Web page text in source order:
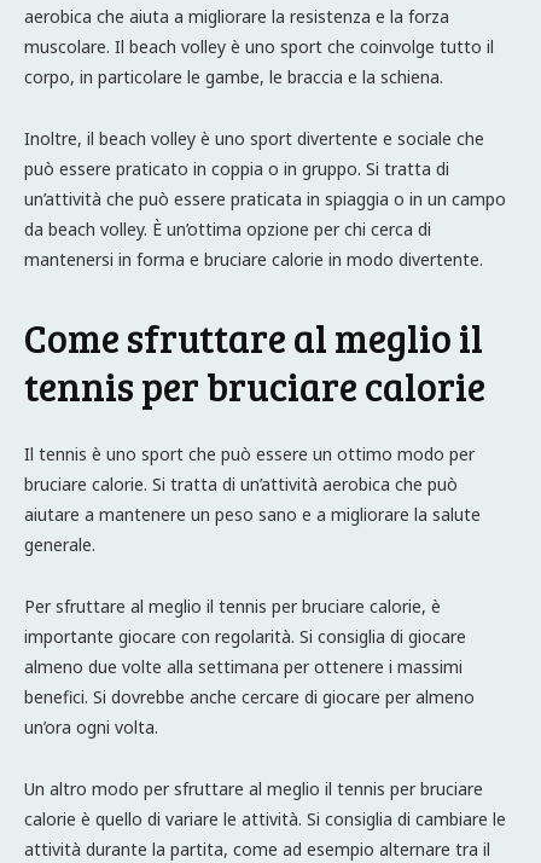
aerobica che aiuta a migliorare la resistenza e la forza
muscolare. Il beach volley è uno sport che coinvolge tutto il
corpo, in particolare le gambe, le braccia e la schiena.
Inoltre, il beach volley è uno sport divertente e sociale che
può essere praticato in coppia o in gruppo. Si tratta di
un’attività che può essere praticata in spiaggia o in un campo
da beach volley. È un’ottima opzione per chi cerca di
mantenersi in forma e bruciare calorie in modo divertente.
Come sfruttare al meglio il
tennis per bruciare calorie
Il tennis è uno sport che può essere un ottimo modo per
bruciare calorie. Si tratta di un’attività aerobica che può
aiutare a mantenere un peso sano e a migliorare la salute
generale.
Per sfruttare al meglio il tennis per bruciare calorie, è
importante giocare con regolarità. Si consiglia di giocare
almeno due volte alla settimana per ottenere i massimi
benefici. Si dovrebbe anche cercare di giocare per almeno
un’ora ogni volta.
Un altro modo per sfruttare al meglio il tennis per bruciare
calorie è quello di variare le attività. Si consiglia di cambiare le
attività durante la partita, come ad esempio alternare tra il